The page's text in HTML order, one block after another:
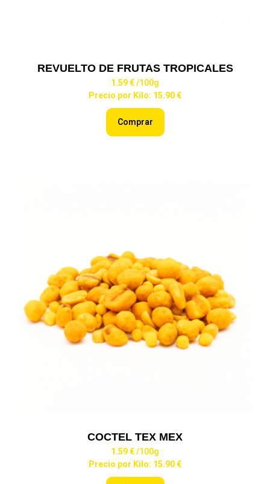
REVUELTO DE FRUTAS TROPICALES
1.59 €/100g
Precio por Kilo: 15.90 €
Comprar
COCTEL TEX MEX
1.59 €/100g
Precio por Kilo: 15.90 €